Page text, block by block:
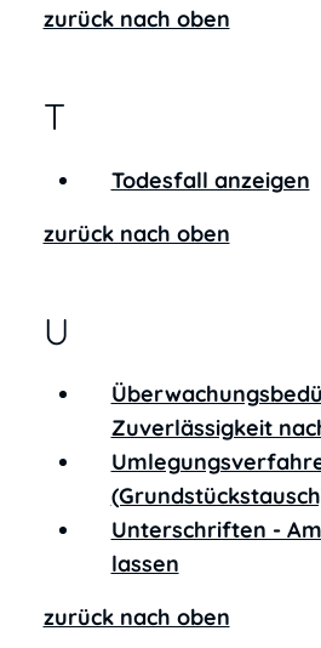
zurück nach oben
T
Todesfall anzeigen
zurück nach oben
U
Zuverlässigkeit
Unterschriften -
lassen
zurück nach oben